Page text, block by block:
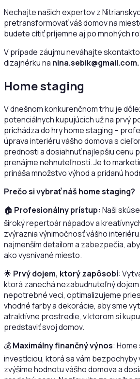
Nechajte našich expertov z
pretransformovať váš domov na
budete cítiť príjemne aj po mnohých
V prípade záujmu neváhajte
dizajnérku na nina.sebik@gmail.com.
Home staging
V dnešnom konkurenčnom trhu je
potenciálnych kupujúcich už na prvý
prichádza do hry home staging –
úprava interiéru vášho domova s
prednosti a dosiahnuť najlepšiu cenu
prenájme nehnuteľnosti. Je to
prináša množstvo výhod a pridanú
Prečo si vybrať náš home staging?
🏠 Profesionálny prístup: Naši
široký repertoár nápadov a
zvýraznia výnimočnosť vášho
najmenším detailom a zabezpečia,
ako vysnívané miesto.
🌟 Prvý dojem, ktorý zapôsobí:
ktorá zanechá nezabudnuteľný
nepotrebné veci, optimalizujeme
vhodné farby a dekorácie, aby sme
atraktívne prostredie, v ktorom si
predstaviť svoj domov.
💰Maximálny finančný výnos:
investíciou, ktorá sa vám bezpochyby
zvýšime hodnotu vášho domova a